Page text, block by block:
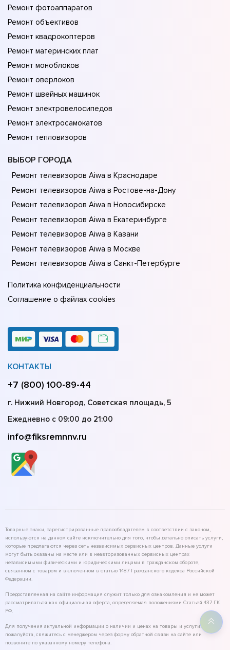
Ремонт фотоаппаратов
Ремонт объективов
Ремонт квадрокоптеров
Ремонт материнских плат
Ремонт моноблоков
Ремонт оверлоков
Ремонт швейных машинок
Ремонт электровелосипедов
Ремонт электросамокатов
Ремонт тепловизоров
ВЫБОР ГОРОДА
Ремонт телевизоров Aiwa в Краснодаре
Ремонт телевизоров Aiwa в Ростове-на-Донy
Ремонт телевизоров Aiwa в Новосибирске
Ремонт телевизоров Aiwa в Екатеринбурге
Ремонт телевизоров Aiwa в Казани
Ремонт телевизоров Aiwa в Москве
Ремонт телевизоров Aiwa в Санкт-Петербурге
Политика конфиденциальности
Соглашение о файлах cookies
КОНТАКТЫ
+7 (800) 100-89-44
г. Нижний Новгород, Советская площадь, 5
Ежедневно с 09:00 до 21:00
info@fiksremnnv.ru
Товарные знаки, зарегистрированные правообладателем в соответствии с законом,
используются на данном сайте исключительно для того, чтобы детально описать услуги,
которые предлагаются через сеть независимых сервисных центров. Данные услуги
могут быть оказаны на месте или в неавторизованных сервисных центрах
независимыми физическими и юридическими лицами в гражданском обороте,
связанном с товаром и включенном в статью 1487 Гражданского кодекса Российской
Федерации.
Предоставленная на сайте информация служит только для ознакомления и не может
рассматриваться как официальная оферта, определяемая положениями Статьей 437 ГК
РФ.
Для получения актуальной информации о наличии и ценах на товары и услуги,
пожалуйста, свяжитесь с менеджером через форму обратной связи на сайте или
позвоните по указанному номеру телефона.